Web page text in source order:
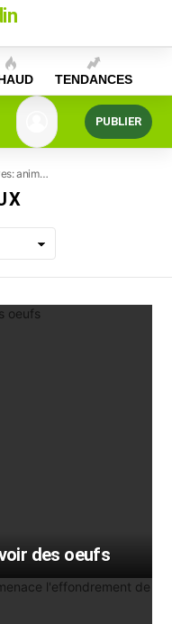
TENDANCES
PUBLIER
animaux
des oeufs